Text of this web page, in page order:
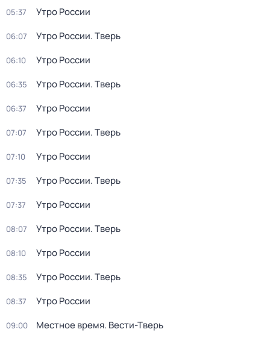
05:37 Утро России
06:07 Утро России. Тверь
06:10 Утро России
06:35 Утро России. Тверь
06:37 Утро России
07:07 Утро России. Тверь
07:10 Утро России
07:35 Утро России. Тверь
07:37 Утро России
08:07 Утро России. Тверь
08:10 Утро России
08:35 Утро России. Тверь
08:37 Утро России
09:00 Местное время. Вести-Тверь